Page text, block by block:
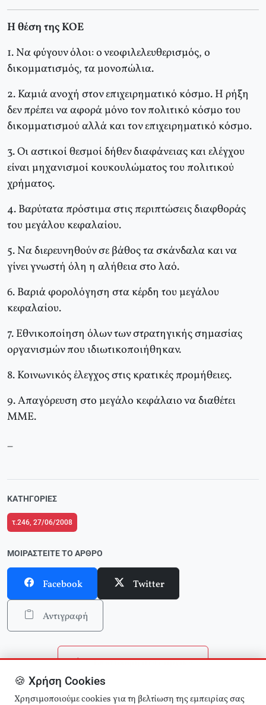
Η θέση της ΚΟΕ
1. Να φύγουν όλοι: ο νεοφιλελευθερισμός, ο
δικομματισμός, τα μονοπώλια.
2. Καμιά ανοχή στον επιχειρηματικό κόσμο. Η ρήξη
δεν πρέπει να αφορά μόνο τον πολιτικό κόσμο του
δικομματισμού αλλά και τον επιχειρηματικό κόσμο.
3. Οι αστικοί θεσμοί δήθεν διαφάνειας και ελέγχου
είναι μηχανισμοί κουκουλώματος του πολιτικού
χρήματος.
4. Βαρύτατα πρόστιμα στις περιπτώσεις διαφθοράς
του μεγάλου κεφαλαίου.
5. Να διερευνηθούν σε βάθος τα σκάνδαλα και να
γίνει γνωστή όλη η αλήθεια στο λαό.
6. Βαριά φορολόγηση στα κέρδη του μεγάλου
κεφαλαίου.
7. Εθνικοποίηση όλων των στρατηγικής σημασίας
οργανισμών που ιδιωτικοποιήθηκαν.
8. Κοινωνικός έλεγχος στις κρατικές προμήθειες.
9. Απαγόρευση στο μεγάλο κεφάλαιο να διαθέτει
ΜΜΕ.
_
ΚΑΤΗΓΟΡΊΕΣ
τ.246, 27/06/2008
ΜΟΙΡΑΣΤΕΊΤΕ ΤΟ ΆΡΘΡΟ
Facebook Twitter
Αντιγραφή
Επιστροφή στην αρχική
Αναζήτηση άρθρων
🍪 Χρήση Cookies
Χρησιμοποιούμε cookies για τη βελτίωση της εμπειρίας σας